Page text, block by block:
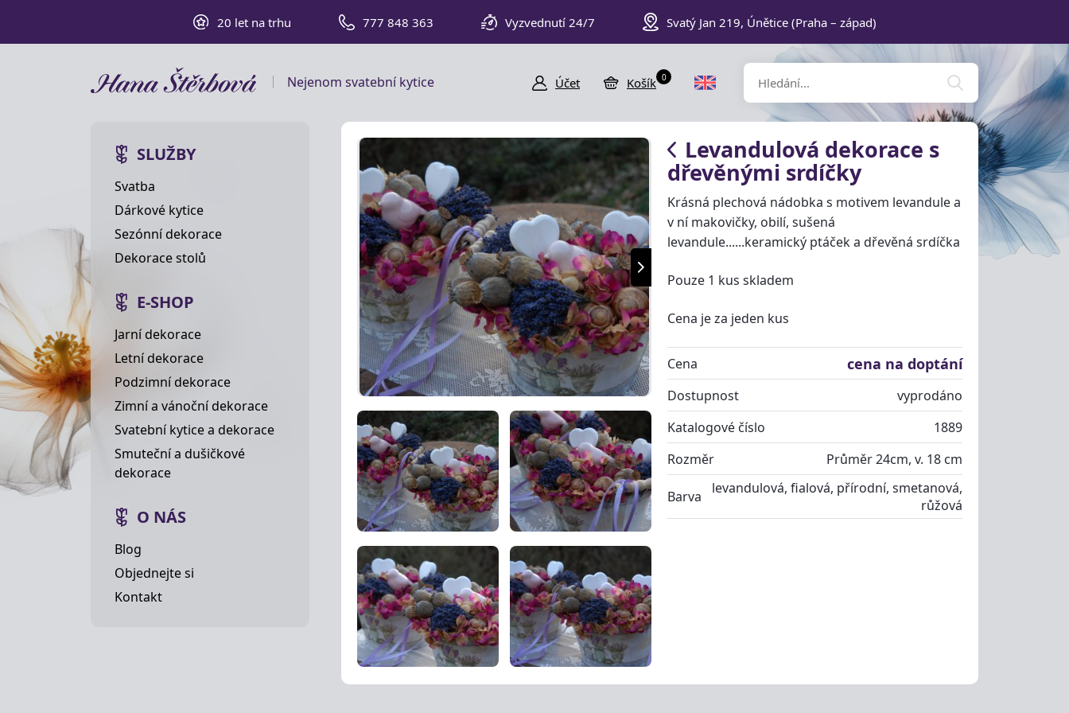
20 let na trhu 777 848 363 Vyzvednutí 24/7 Svatý Jan 219, Únětice (Praha – západ)
Nejenom svatební kytice Účet Košík 0
SLUŽBY
Svatba
Dárkové kytice
Sezónní dekorace
Dekorace stolů
E-SHOP
Jarní dekorace
Letní dekorace
Podzimní dekorace
Zimní a vánoční dekorace
Svatební kytice a dekorace
Smuteční a dušičkové
dekorace
O NÁS
Blog
Objednejte si
Kontakt
Levandulová dekorace s
dřevěnými srdíčky
Krásná plechová nádobka s motivem levandule a
v ní makovičky, obilí, sušená
levandule......keramický ptáček a dřevěná srdíčka
Pouze 1 kus skladem
Cena je za jeden kus
Cena cena na doptání
Dostupnost
vyprodáno
Katalogové číslo
1889
Rozměr
Průměr 24cm, v. 18 cm
Barva
levandulová, fialová, přírodní, smetanová,
růžová